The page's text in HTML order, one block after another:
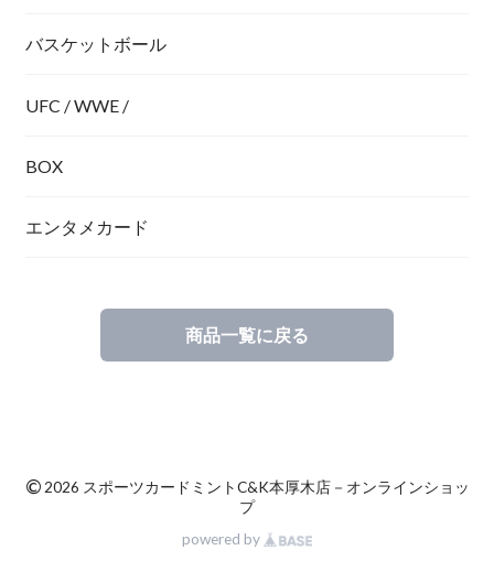
バスケットボール
UFC / WWE /
BOX
エンタメカード
商品一覧に戻る
©2026 スポーツカードミントC&K本厚木店－オンラインショッ
プ
powered by